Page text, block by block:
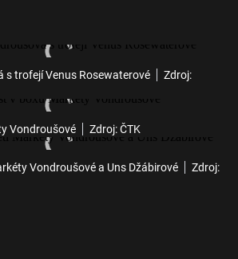
s trofejí Venus Rosewaterové
Zdroj:
Vondroušové Zdroj: ČTK
Vondroušové a Uns Džábirové
Zdroj: